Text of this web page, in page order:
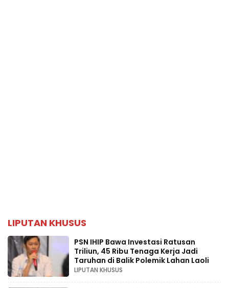
LIPUTAN KHUSUS
PSN IHIP Bawa Investasi Ratusan
Triliun, 45 Ribu Tenaga Kerja Jadi
Taruhan di Balik Polemik Lahan Laoli
LIPUTAN KHUSUS